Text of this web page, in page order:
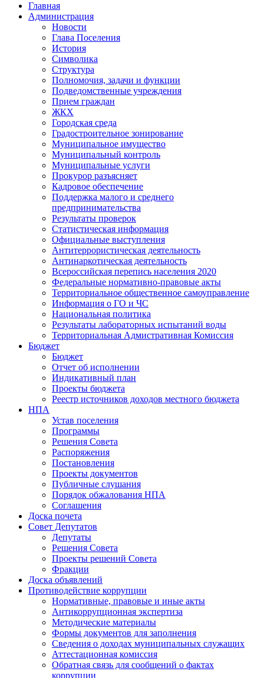
Главная
Администрация
Новости
Глава Поселения
История
Символика
Структура
Полномочия, задачи и функции
Подведомственные учреждения
Прием граждан
ЖКХ
Городская среда
Градостроительное зонирование
Муниципальное имущество
Муниципальный контроль
Муниципальные услуги
Прокурор разъясняет
Кадровое обеспечение
Поддержка малого и среднего
предпринимательства
Результаты проверок
Статистическая информация
Официальные выступления
Антитеррористическая деятельность
Антинаркотическая деятельность
Всероссийская перепись населения 2020
Федеральные нормативно-правовые акты
Территориальное общественное самоуправление
Информация о ГО и ЧС
Национальная политика
Результаты лабораторных испытаний воды
Территориальная Адмистративная Комиссия
Бюджет
Бюджет
Отчет об исполнении
Индикативный план
Проекты бюджета
Реестр источников доходов местного бюджета
НПА
Устав поселения
Программы
Решения Совета
Распоряжения
Постановления
Проекты документов
Публичные слушания
Порядок обжалования НПА
Соглашения
Доска почета
Совет Депутатов
Депутаты
Решения Совета
Проекты решений Совета
Фракции
Доска объявлений
Противодействие коррупции
Нормативные, правовые и иные акты
Антикоррупционная экспертиза
Методические материалы
Формы документов для заполнения
Сведения о доходах муниципальных служащих
Аттестационная комиссия
Обратная связь для сообщений о фактах
коррупции